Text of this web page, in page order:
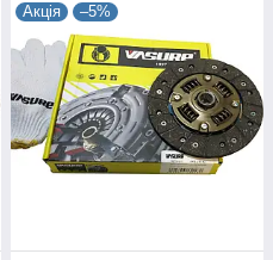
Акція –5%